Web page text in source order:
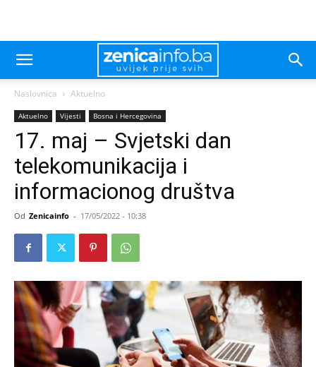
Naslovnica Aktuelno
Aktuelno Vijesti Bosna i Hercegovina
17. maj – Svjetski dan
telekomunikacija i
informacionog društva
Od Zenicainfo - 17/05/2022 - 10:38